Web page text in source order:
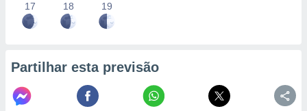
17 18 19
Partilhar esta previsão